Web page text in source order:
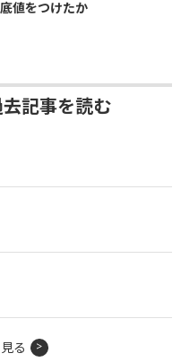
値をつけたか
去記事を読む
る